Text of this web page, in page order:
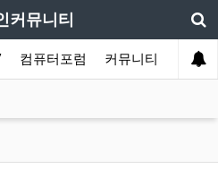
커뮤니티
컴퓨터포럼 커뮤니티 국가